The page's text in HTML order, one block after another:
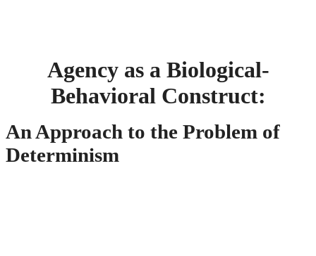
Agency as a Biological-
Behavioral Construct:
An Approach to the Problem of
Determinism